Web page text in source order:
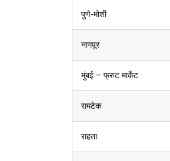
पुणे-मोशी
नागपूर
मुंबई – फ्रुट मार्केट
रामटेक
राहता